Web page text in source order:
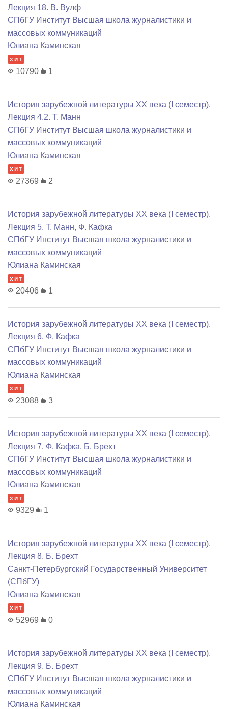
Лекция 18. В. Вулф
СПбГУ Институт Высшая школа журналистики и
массовых коммуникаций
Юлиана Каминская
хит
10790 1
История зарубежной литературы XX века (I семестр).
Лекция 4.2. Т. Манн
СПбГУ Институт Высшая школа журналистики и
массовых коммуникаций
Юлиана Каминская
хит
27369 2
История зарубежной литературы XX века (I семестр).
Лекция 5. Т. Манн, Ф. Кафка
СПбГУ Институт Высшая школа журналистики и
массовых коммуникаций
Юлиана Каминская
хит
20406 1
История зарубежной литературы XX века (I семестр).
Лекция 6. Ф. Кафка
СПбГУ Институт Высшая школа журналистики и
массовых коммуникаций
Юлиана Каминская
хит
23088 3
История зарубежной литературы XX века (I семестр).
Лекция 7. Ф. Кафка, Б. Брехт
СПбГУ Институт Высшая школа журналистики и
массовых коммуникаций
Юлиана Каминская
хит
9329 1
История зарубежной литературы XX века (I семестр).
Лекция 8. Б. Брехт
Санкт-Петербургский Государственный Университет
(СПбГУ)
Юлиана Каминская
хит
52969 0
История зарубежной литературы XX века (I семестр).
Лекция 9. Б. Брехт
СПбГУ Институт Высшая школа журналистики и
массовых коммуникаций
Юлиана Каминская